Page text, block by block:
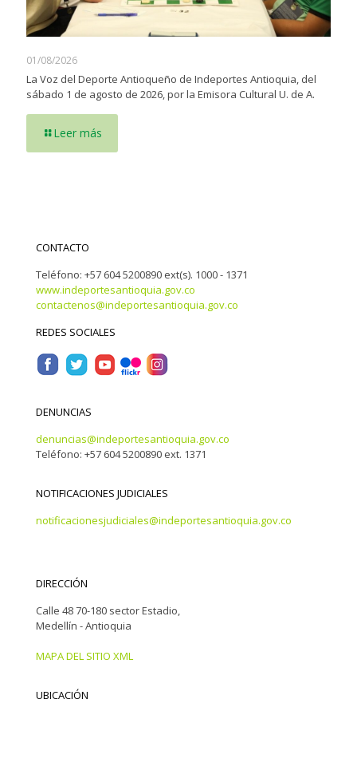
01/08/2026
La Voz del Deporte Antioqueño de Indeportes Antioquia, del
sábado 1 de agosto de 2026, por la Emisora Cultural U. de A.
Leer más
CONTACTO
Teléfono: +57 604 5200890 ext(s). 1000 - 1371
www.indeportesantioquia.gov.co
contactenos@indeportesantioquia.gov.co
REDES SOCIALES
DENUNCIAS
denuncias@indeportesantioquia.gov.co
Teléfono: +57 604 5200890 ext. 1371
NOTIFICACIONES JUDICIALES
notificacionesjudiciales@indeportesantioquia.gov.co
DIRECCIÓN
Calle 48 70-180 sector Estadio,
Medellín - Antioquia
MAPA DEL SITIO XML
UBICACIÓN